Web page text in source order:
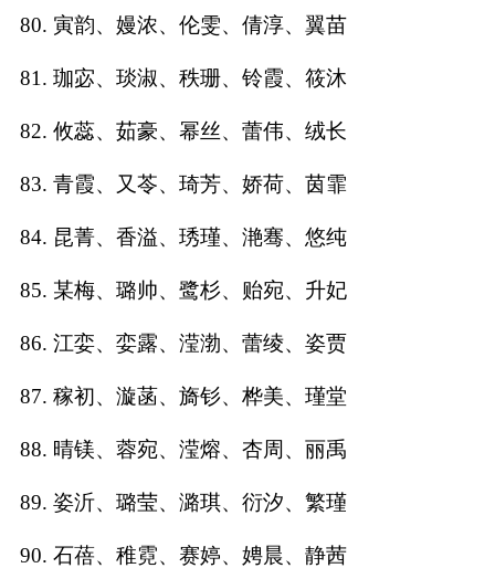
80. 寅韵、嫚浓、伦雯、倩淳、翼苗
81. 珈宓、琰淑、秩珊、铃霞、筱沐
82. 攸蕊、茹豪、幂丝、蕾伟、绒长
83. 青霞、又苓、琦芳、娇荷、茵霏
84. 昆菁、香溢、琇瑾、滟骞、悠纯
85. 某梅、璐帅、鹭杉、贻宛、升妃
86. 江娈、娈露、滢渤、蕾绫、姿贾
87. 稼初、漩菡、旖钐、桦美、瑾堂
88. 晴镁、蓉宛、滢熔、杏周、丽禹
89. 姿沂、璐莹、潞琪、衍汐、繁瑾
90. 石蓓、稚霓、赛婷、娉晨、静茜